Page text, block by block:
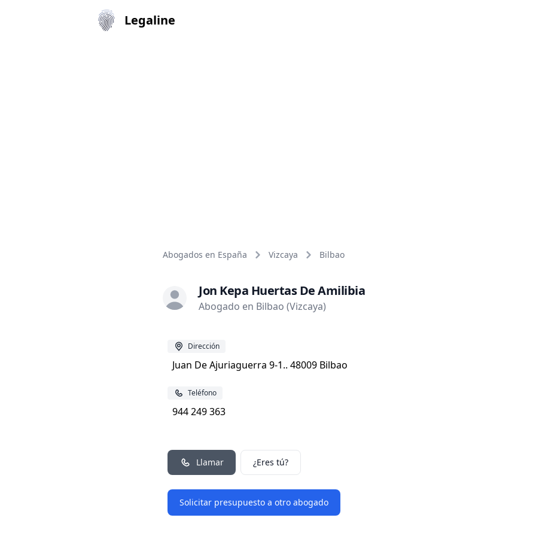
Legaline
Abogados en España Vizcaya Bilbao
Jon Kepa Huertas De Amilibia
Abogado en Bilbao (Vizcaya)
Dirección
Juan De Ajuriaguerra 9-1.. 48009 Bilbao
Teléfono
944 249 363
Llamar ¿Eres tú?
Solicitar presupuesto a otro abogado